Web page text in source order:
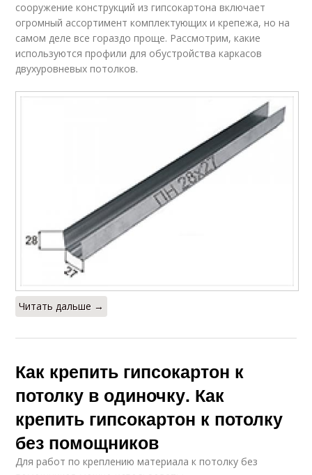
сооружение конструкций из гипсокартона включает
огромный ассортимент комплектующих и крепежа, но на
самом деле все гораздо проще. Рассмотрим, какие
используются профили для обустройства каркасов
двухуровневых потолков.
Читать дальше →
Как крепить гипсокартон к
потолку в одиночку. Как
крепить гипсокартон к потолку
без помощников
Для работ по креплению материала к потолку без